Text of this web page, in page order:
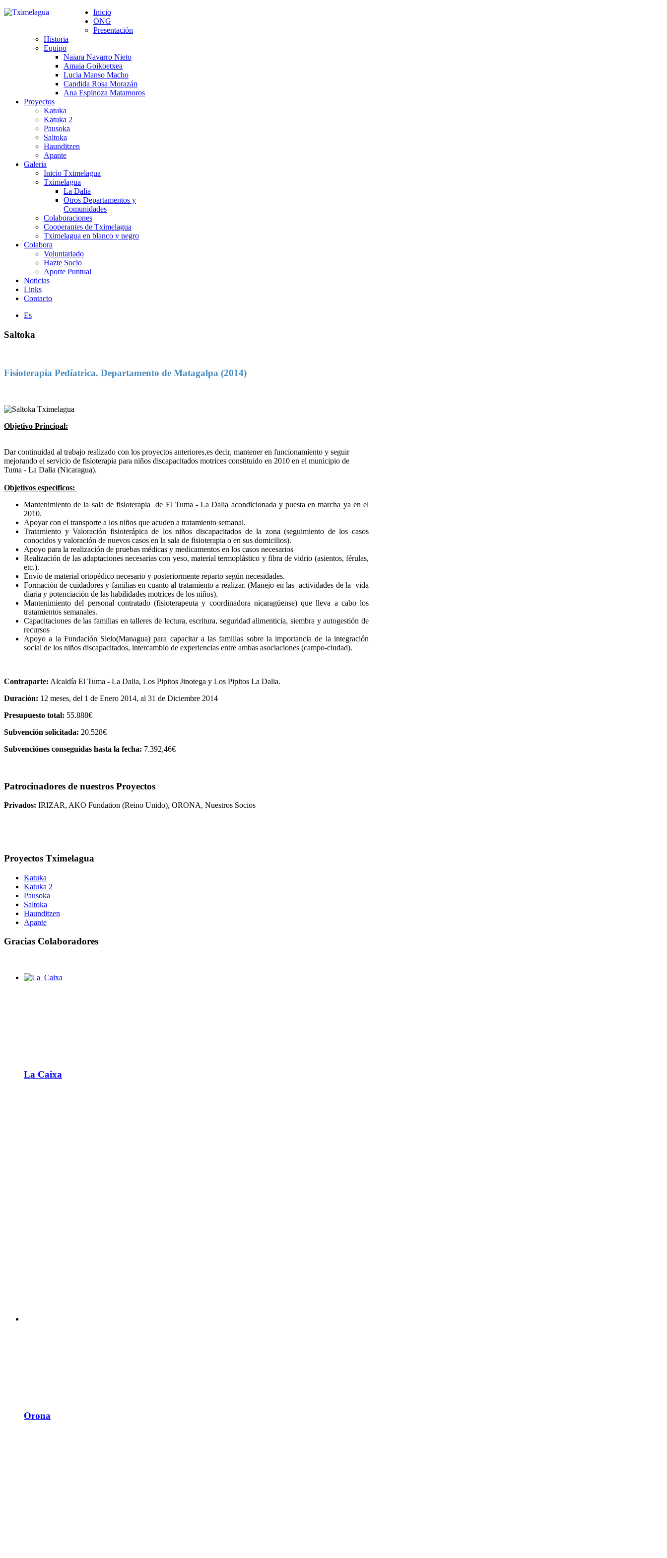
Inicio
ONG
Presentación
Historia
Equipo
Naiara Navarro Nieto
Amaia Goikoetxea
Lucia Manso Macho
Candida Rosa Morazán
Ana Espinoza Matamoros
Proyectos
Katuka
Katuka 2
Pausoka
Saltoka
Haunditzen
Apante
Galeria
Inicio Tximelagua
Tximelagua
La Dalia
Otros Departamentos y
Comunidades
Colaboraciones
Cooperantes de Tximelagua
Tximelagua en blanco y negro
Colabora
Voluntariado
Hazte Socio
Aporte Puntual
Noticias
Links
Contacto
Es
Saltoka
Fisioterapia Pedíatrica. Departamento de Matagalpa (2014)
Objetivo Principal:
Dar continuidad al trabajo realizado con los proyectos anteriores,es decir, mantener en funcionamiento y seguir
mejorando el servicio de fisioterapia para niños discapacitados motrices constituido en 2010 en el municipio de
Tuma - La Dalia (Nicaragua).
Objetivos específicos:
Mantenimiento de la sala de fisioterapia de El Tuma - La Dalia acondicionada y puesta en marcha ya en el
2010.
Apoyar con el transporte a los niños que acuden a tratamiento semanal.
Tratamiento y Valoración fisioterápica de los niños discapacitados de la zona (seguimiento de los casos
conocidos y valoración de nuevos casos en la sala de fisioterapia o en sus domicilios).
Apoyo para la realización de pruebas médicas y medicamentos en los casos necesarios
Realización de las adaptaciones necesarias con yeso, material termoplástico y fibra de vidrio (asientos, férulas,
etc.).
Envío de material ortopédico necesario y posteriormente reparto según necesidades.
Formación de cuidadores y familias en cuanto al tratamiento a realizar. (Manejo en las actividades de la vida
diaria y potenciación de las habilidades motrices de los niños).
Mantenimiento del personal contratado (fisioterapeuta y coordinadora nicaragüense) que lleva a cabo los
tratamientos semanales.
Capacitaciones de las familias en talleres de lectura, escritura, seguridad alimenticia, siembra y autogestión de
recursos
Apoyo a la Fundación Sielo(Managua) para capacitar a las familias sobre la importancia de la integración
social de los niños discapacitados, intercambio de experiencias entre ambas asociaciones (campo-ciudad).
Contraparte: Alcaldía El Tuma - La Dalia, Los Pipitos Jinotega y Los Pipitos La Dalia.
Duración: 12 meses, del 1 de Enero 2014, al 31 de Diciembre 2014
Presupuesto total: 55.888€
Subvención solicitada: 20.528€
Subvenciónes conseguidas hasta la fecha: 7.392,46€
Patrocinadores de nuestros Proyectos
Privados: IRIZAR, AKO Fundation (Reino Unido), ORONA, Nuestros Socios
Proyectos Tximelagua
Katuka
Katuka 2
Pausoka
Saltoka
Haunditzen
Apante
Gracias Colaboradores
La Caixa
Orona